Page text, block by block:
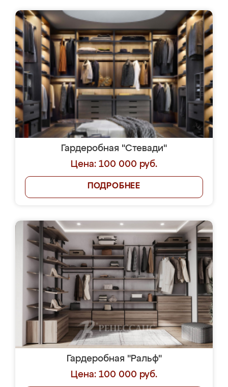
Гардеробная "Стевади"
Цена: 100 000 руб.
ПОДРОБНЕЕ
Гардеробная "Ральф"
Цена: 100 000 руб.